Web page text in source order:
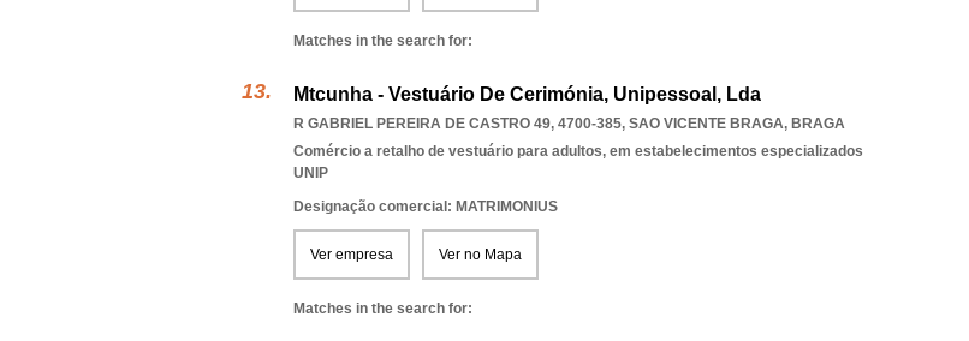
Matches in the search for:
Mtcunha - Vestuário De Cerimónia, Unipessoal, Lda
R GABRIEL PEREIRA DE CASTRO 49, 4700-385, SAO VICENTE BRAGA, BRAGA
Comércio a retalho de vestuário para adultos, em estabelecimentos especializados
UNIP
Designação comercial: MATRIMONIUS
Ver empresa Ver no Mapa
Matches in the search for: